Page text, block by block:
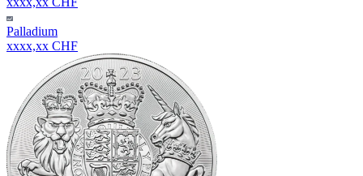
Palladium
xxxx,xx CHF